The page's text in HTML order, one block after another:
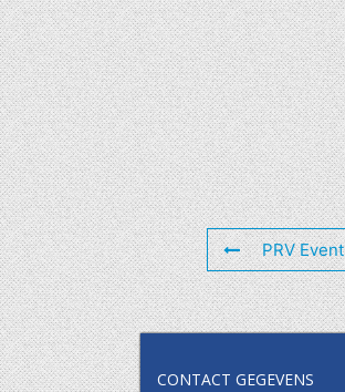
PRV Event
CONTACT GEGEVENS